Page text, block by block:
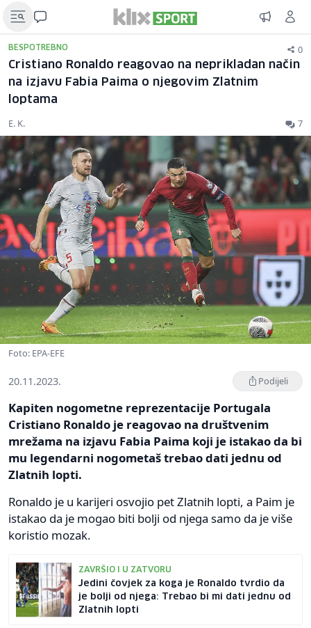
BESPOTREBNO 0
Cristiano Ronaldo reagovao na neprikladan način
na izjavu Fabia Paima o njegovim Zlatnim
loptama
E. K. 7
Foto: EPA-EFE
20.11.2023. Podijeli
Kapiten nogometne reprezentacije Portugala
Cristiano Ronaldo je reagovao na društvenim
mrežama na izjavu Fabia Paima koji je istakao da bi
mu legendarni nogometaš trebao dati jednu od
Zlatnih lopti.
Ronaldo je u karijeri osvojio pet Zlatnih lopti, a Paim je
istakao da je mogao biti bolji od njega samo da je više
koristio mozak.
ZAVRŠIO I U ZATVORU
Jedini čovjek za koga je Ronaldo tvrdio da
je bolji od njega: Trebao bi mi dati jednu od
Zlatnih lopti